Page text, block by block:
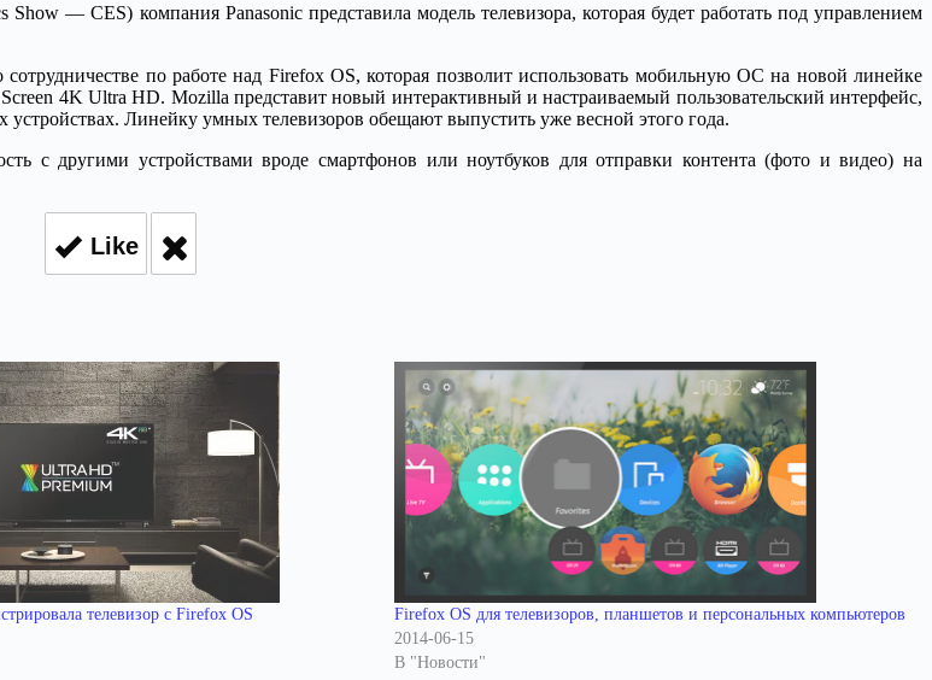
— CES) компания Panasonic представила модель телевизора, которая будет работать под управлением
по работе над Firefox OS, которая позволит использовать мобильную ОС на новой линейке
4K Ultra HD. Mozilla представит новый интерактивный и настраиваемый пользовательский интерфейс,
Линейку умных телевизоров обещают выпустить уже весной этого года.
с другими устройствами вроде смартфонов или ноутбуков для отправки контента (фото и видео) на
Like
телевизор с Firefox OS
Firefox OS для телевизоров, планшетов и персональных компьютеров
2014-06-15
В "Новости"